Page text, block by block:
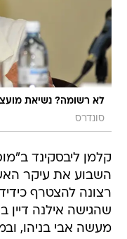
לא רשומה? נשיאת
סונדרס
קלמן ליבסקינד
השבוע את עיקר
רצונה להצטרף
שהגישה אילנה
מעשה אבי בניהו,